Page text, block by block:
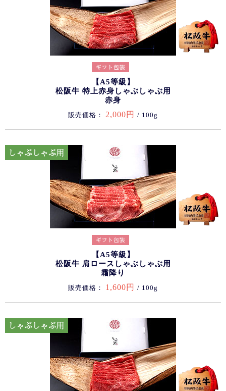
【A5等級】
松阪牛 特上赤身しゃぶしゃぶ用
赤身
販売価格： 2,000円 / 100g
【A5等級】
松阪牛 肩ロースしゃぶしゃぶ用
霜降り
販売価格： 1,600円 / 100g